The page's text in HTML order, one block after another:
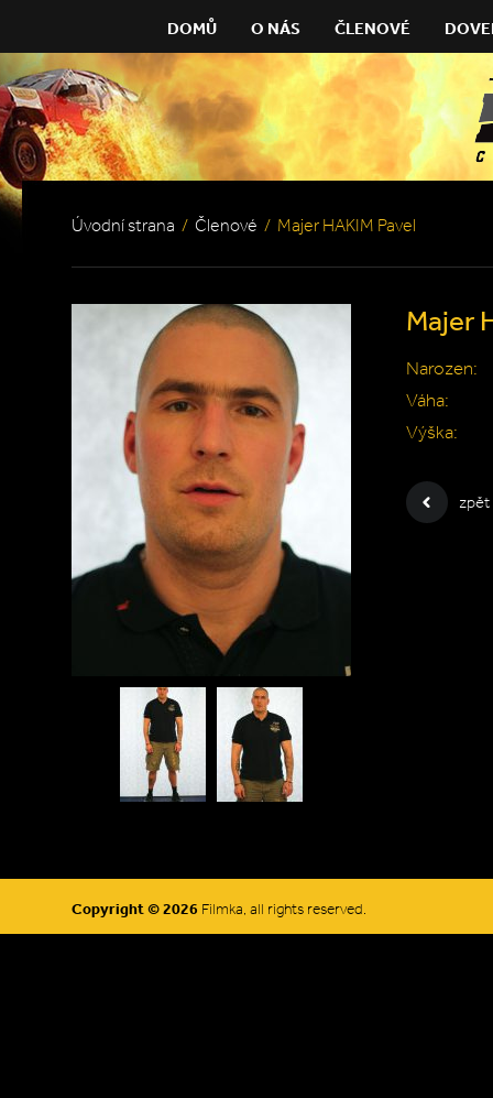
DOMŮ O NÁS ČLENOVÉ
Úvodní strana / Členové / Majer HAKIM Pavel
Majer
Narozen:
Váha:
Výška:
zpět
Copyright © 2026 Filmka, all rights reserved.